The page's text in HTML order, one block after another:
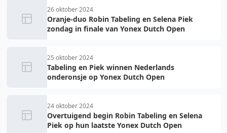
26 oktober 2024
Oranje-duo Robin Tabeling en Selena Piek
zondag in finale van Yonex Dutch Open
25 oktober 2024
Tabeling en Piek winnen Nederlands
onderonsje op Yonex Dutch Open
24 oktober 2024
Overtuigend begin Robin Tabeling en Selena
Piek op hun laatste Yonex Dutch Open